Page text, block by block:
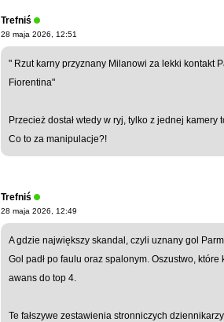
Trefniś
28 maja 2026, 12:51
" Rzut karny przyznany Milanowi za lekki kontakt
Fiorentina"
Przecież dostał wtedy w ryj, tylko z jednej kamery
Co to za manipulacje?!
Trefniś
28 maja 2026, 12:49
A gdzie największy skandal, czyli uznany gol
Gol padł po faulu oraz spalonym. Oszustwo, które
awans do top 4.
Te fałszywe zestawienia stronniczych